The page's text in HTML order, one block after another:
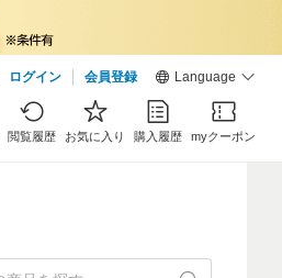
ログイン 会員登録 Language
閲覧履歴 お気に入り 購入履歴 myクーポン